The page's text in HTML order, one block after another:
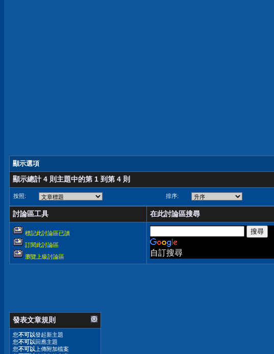
顯示選項
顯示總計 4 則主題中的第 1 到第 4 則
按照: 排序:
討論區工具 在此討論區搜尋
標記此討論區已讀
訂閱此討論區
瀏覽上級討論區
自訂搜尋
發表文章規則
您不可以發起新主題
您不可以回應主題
您不可以 上傳附加檔案